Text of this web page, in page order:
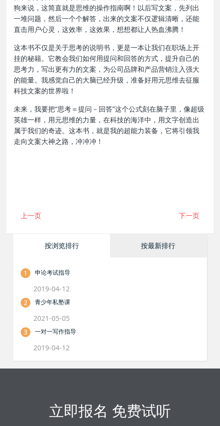
狗来说，这简直就是思维的操作指南啊！以后写文案，先列出
一堆问题，然后一个个解答，出来的文案不仅逻辑清晰，还能
直击用户心灵，这效率，这效果，想想都让人热血沸腾！
这本书不仅是关于思考的说明书，更是一本让我们在职场上开
挂的秘籍。它教会我们如何用提问和回答的方式，提升自己的
思考力，写出更有力的文案，为公司品牌和产品营销注入强大
的能量。我感觉自己的大脑已经升级，准备好用元思维去征服
科技文案的世界啦！
未来，我要把“思考＝提问－回答”这个公式刻在脑子里，像超级
英雄一样，用元思维的力量，在科技的海洋中，用文字创造出
属于我们的奇迹。这本书，就是我的超能力装备，它将引领我
走向文案大神之路，冲冲冲！
上一页 下一页
按浏览排行 按最新排行
1 申论考试指导
2019-04-12
2
青少年私塾课
2021-05-05
3
一对一写作指导
2019-04-12
立即报名 免费试听